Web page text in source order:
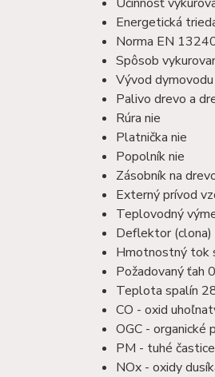
Energetická
Norma EN
Spôsob
Vývod
Palivo drevo a
Rúra nie
Platnička nie
Popolník nie
Zásobník na
Externý prívod
Teplovodný
Deflektor (clona)
Hmotnostný tok
Požadovaný ťah
Teplota spalín
CO - oxid
OGC - organické
PM - tuhé
NOx - oxidy